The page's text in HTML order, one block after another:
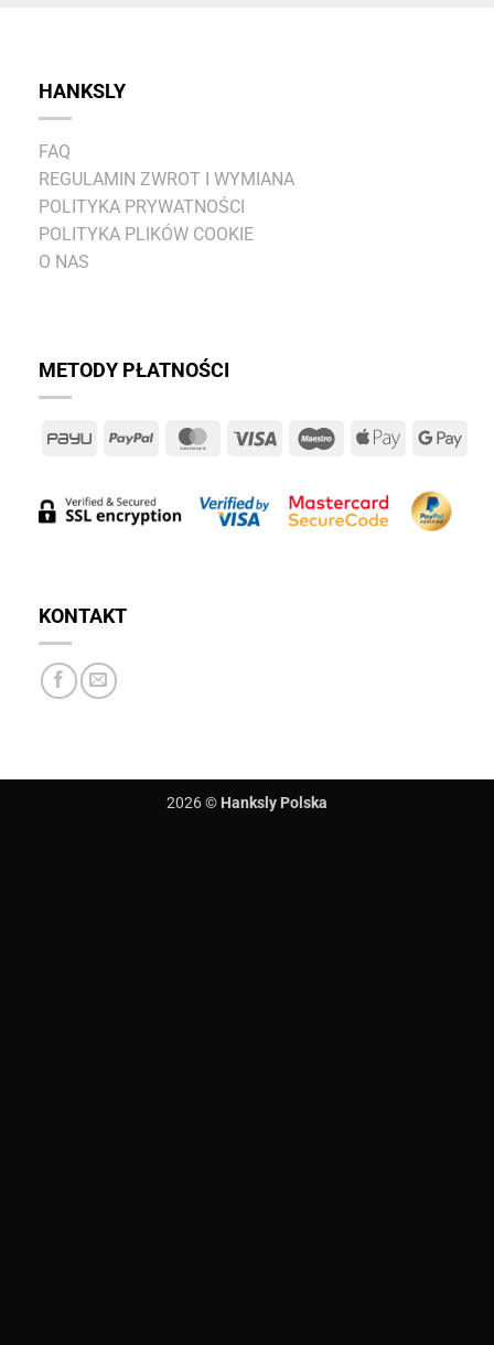
HANKSLY
FAQ
REGULAMIN ZWROT I WYMIANA
POLITYKA PRYWATNOŚCI
POLITYKA PLIKÓW COOKIE
O NAS
METODY PŁATNOŚCI
PayU PayPal MasterCard
Visa MaestroApple
KONTAKT
2026 © Hanksly Polska